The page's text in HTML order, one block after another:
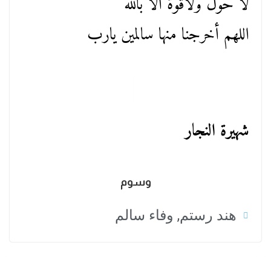
اللهم أخرجنا منها سالمين يارب
شهيرة النجار
وسوم
هند رستم, وفاء سالم